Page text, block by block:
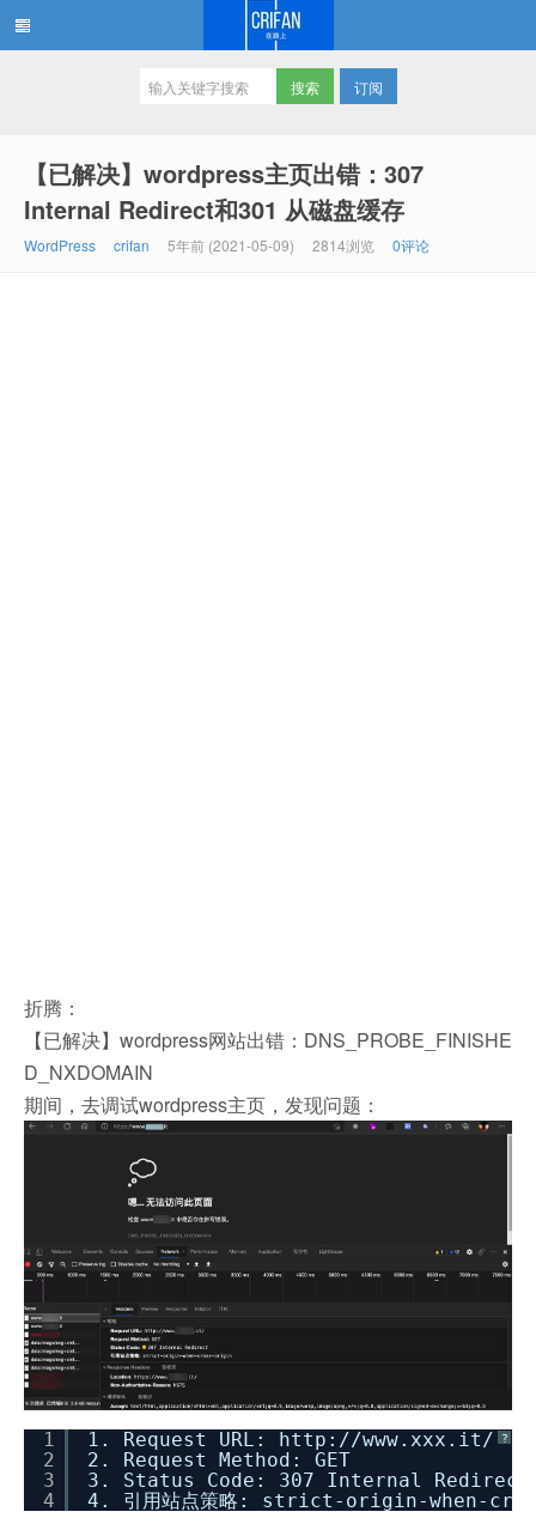
订阅
【已解决】wordpress主页出错：307
Internal Redirect和301 从磁盘缓存
WordPress crifan 5年前 (2021-05-09) 2814浏览 0评论
折腾：
【已解决】wordpress网站出错：DNS_PROBE_FINISHE
D_NXDOMAIN
期间，去调试wordpress主页，发现问题：
?
1
2
3
4
1. Request URL: http: //www.xxx.it/
2. Request Method: GET
3. Status Code: 307 Internal Redirect
4. 引用站点策略: strict-origin-when-